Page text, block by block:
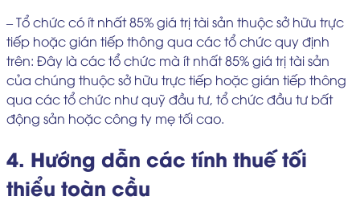
– Tổ chức có ít nhất 85% giá trị tài sản thuộc sở hữu trực
tiếp hoặc gián tiếp thông qua các tổ chức quy định
trên: Đây là các tổ chức mà ít nhất 85% giá trị tài sản
của chúng thuộc sở hữu trực tiếp hoặc gián tiếp thông
qua các tổ chức như quỹ đầu tư, tổ chức đầu tư bất
động sản hoặc công ty mẹ tối cao.
4. Hướng dẫn các tính thuế tối
thiểu toàn cầu